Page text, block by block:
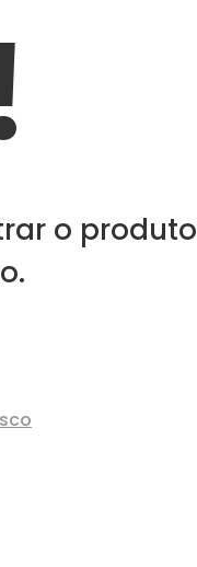
o produto